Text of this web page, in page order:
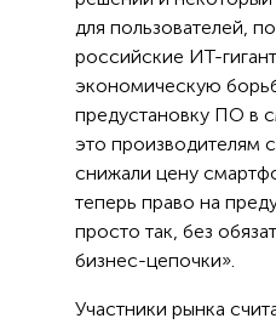
для пользователей,
российские ИТ-
экономическую
предустановку ПО в
это производителям
снижали цену
теперь право на
просто так, без
бизнес-цепочки».
Участники рынка